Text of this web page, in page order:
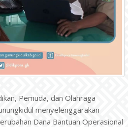
Pemuda, dan Olahraga
menyelenggarakan
Dana Bantuan Operasional